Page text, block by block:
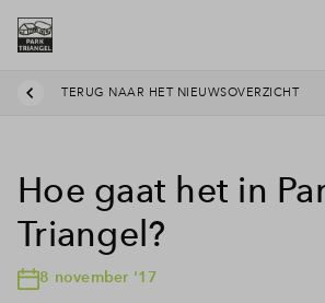
TERUG NAAR HET NIEUWSOVERZICHT
Hoe gaat het in
Triangel?
8 november '17